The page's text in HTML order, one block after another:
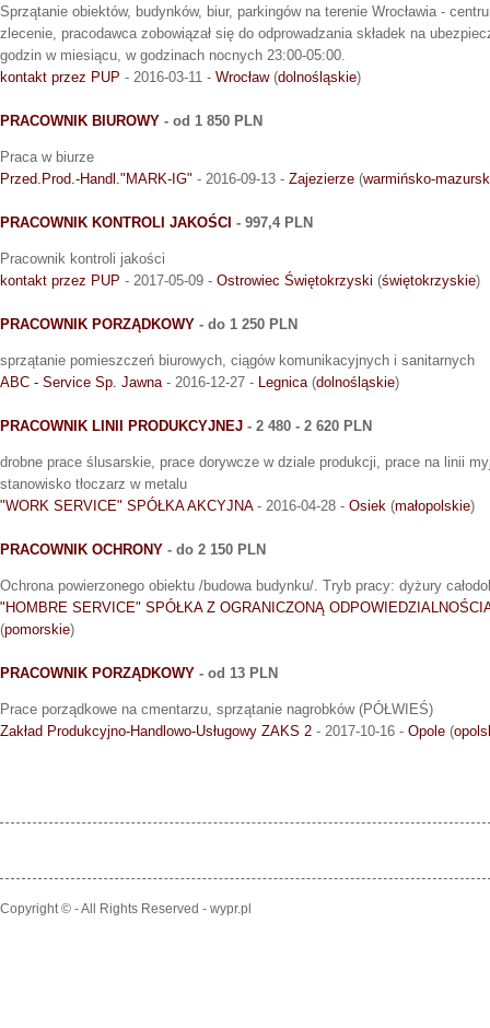
Sprzątanie obiektów, budynków, biur, parkingów na terenie Wrocławia -
zlecenie, pracodawca zobowiązał się do odprowadzania składek na
godzin w miesiącu, w godzinach nocnych 23:00-05:00.
kontakt przez PUP - 2016-03-11 - Wrocław(dolnośląskie)
PRACOWNIK BIUROWY - od 1 850 PLN
Praca w biurze
Przed.Prod.-Handl."MARK-IG" - 2016-09-13 - Zajezierze (warmińsko-
PRACOWNIK KONTROLI JAKOŚCI - 997,4 PLN
Pracownik kontroli jakości
kontakt przez PUP - 2017-05-09 - Ostrowiec Świętokrzyski (świętokrzyskie)
PRACOWNIK PORZĄDKOWY - do 1 250 PLN
sprzątanie pomieszczeń biurowych, ciągów komunikacyjnych i sanitarnych
ABC - Service Sp. Jawna- 2016-12-27 - Legnica(dolnośląskie)
PRACOWNIK LINII PRODUKCYJNEJ - 2 480 - 2 620 PLN
drobne prace ślusarskie, prace dorywcze w dziale produkcji, prace na linii
stanowisko tłoczarz w metalu
"WORK SERVICE" SPÓŁKA AKCYJNA- 2016-04-28 - Osiek (małopolskie)
PRACOWNIK OCHRONY - do 2 150 PLN
Ochrona powierzonego obiektu /budowa budynku/. Tryb pracy: dyżury
"HOMBRE SERVICE" SPÓŁKA Z OGRANICZONĄ
(pomorskie)
PRACOWNIK PORZĄDKOWY - od 13 PLN
Prace porządkowe na cmentarzu, sprzątanie nagrobków (PÓŁWIEŚ)
Zakład Produkcyjno-Handlowo-Usługowy ZAKS 2 - 2017-10-16 - Opole (
Copyright © - All Rights Reserved - wypr.pl